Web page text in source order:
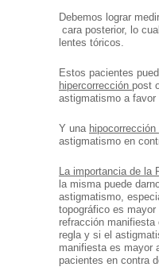
Debemos lograr
cara posterior, lo
lentes tóricos.
Estos pacientes
hipercorrección post
astigmatismo a favor
Y una hipocorrección
astigmatismo en
La importancia de
la misma puede
astigmatismo,
topográfico es
refracción
regla y si el
manifiesta es mayor
pacientes en contra